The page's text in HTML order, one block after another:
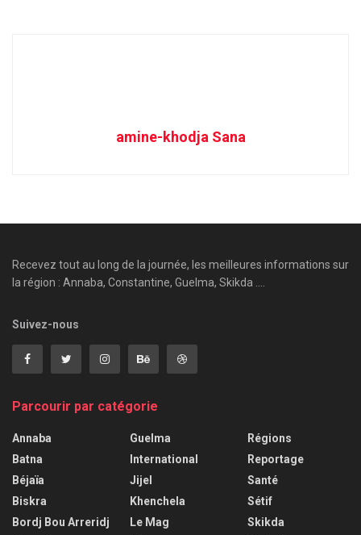
amine-khodja Sana
Recevez tout au long de la journée, les meilleures informations sur
la région : Annaba, Constantine, Guelma, Skikda ....
Suivez-nous
Parcourir par catégorie
Annaba
Batna
Béjaïa
Biskra
Bordj Bou Arreridj
Guelma
International
Jijel
Khenchela
Le Mag
Régions
Reportage
Santé
Sétif
Skikda